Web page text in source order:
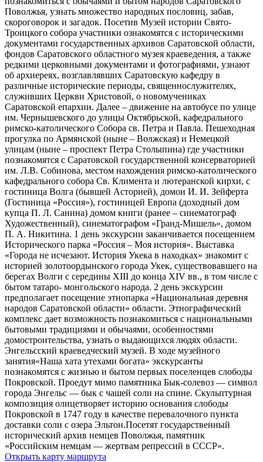
Поволжья, узнать множество народных пословиц, забав,
скороговорок и загадок. Посетив Музей истории Свято-
Троицкого собора участники ознакомятся с историческими
документами государственных архивов Саратовской области,
фондов Саратовского областного музея краеведения, а также
редкими церковными документами и фотографиями, узнают
об архиереях, возглавлявших Саратовскую кафедру в
различные исторические периоды, священнослужителях,
служивших Церкви Христовой, о новомучениках
Саратовской епархии. Далее – движение на автобусе по улице
им. Чернышевского до улицы Октябрьской, кафедрального
римско-католического Собора св. Петра и Павла. Пешеходная
прогулка по Армянской (ныне – Волжская) и Немецкой
улицам (ныне – проспект Петра Столыпина) где участники
познакомятся с Саратовской государственной консерваторией
им. Л.В. Собинова, местом нахождения римско-католического
кафедрального собора Св. Климента и лютеранской кирхи, с
гостиница Волга (бывшей Асторией), домои И. И. Зейферта
(Гостиница «Россия»), гостиницей Европа (доходный дом
купца П. Л. Санина) домом книги (ранее – синематограф
Художественный), синематографом «Гранд-Мишель», домом
П. А. Никитина. 1 день экскурсии заканчивается посещением
Исторического парка «Россия – Моя история». Выставка
«Города не исчезают. История Укека в находках» знакомит с
историей золотоордынского города Укек, существовавшего на
берегах Волги с середины XIII до конца XIV вв., в том числе с
бытом татаро- монгольского народа. 2 день экскурсии
предполагает посещение этнопарка «Национальная деревня
народов Саратовской области» области. Этнографический
комплекс дает возможность познакомиться с национальными
бытовыми традициями и обычаями, особенностями
домостроительства, узнать о выдающихся людях области.
Энгельсский краеведческий музей. В ходе музейного
занятия«Наша хата утехами богата» экскурсанты
познакомятся с жизнью и бытом первых поселенцев слободы
Покровской. Проедут мимо памятника Бык-солевоз — символ
города Энгельс — бык с чашей соли на спине. Скульптурная
композиция олицетворяет историю основания слободы
Покровской в 1747 году в качестве перевалочного пункта
доставки соли с озера Эльтон.Посетят государственный
исторический архив немцев Поволжья, памятник
«Российским немцам — жертвам репрессий в СССР».
Открыть карту маршрута